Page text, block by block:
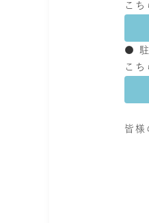
こち
● 駐
こち
皆様